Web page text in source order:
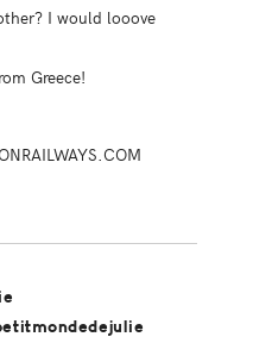
I would looove
Greece!